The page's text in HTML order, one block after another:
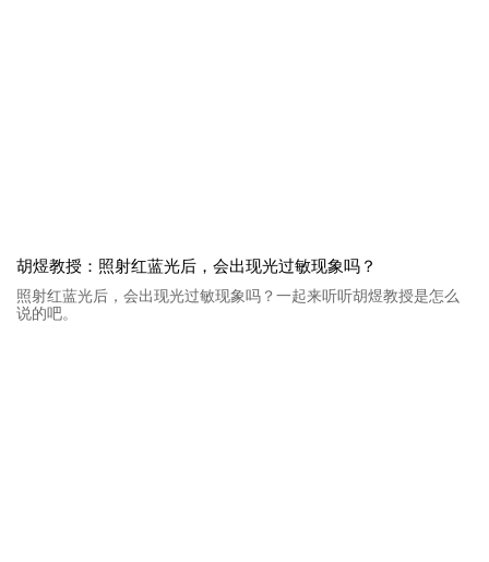
胡煜教授：照射红蓝光后，会出现光过敏现象吗？
照射红蓝光后，会出现光过敏现象吗？一起来听听胡煜教授是怎么
说的吧。